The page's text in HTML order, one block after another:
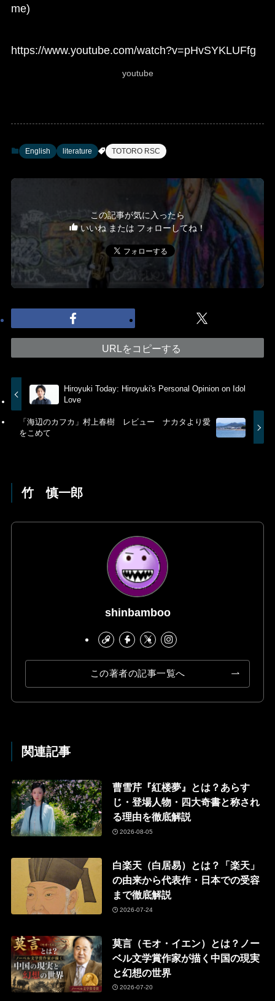
me)
https://www.youtube.com/watch?v=pHvSYKLUFfg
youtube
English literature TOTORO RSC
この記事が気に入ったら
いいね または フォローしてね！
URLをコピーする
Hiroyuki Today: Hiroyuki's Personal Opinion on Idol
Love
「海辺のカフカ」村上春樹 レビュー ナカタより愛
をこめて
竹 慎一郎
shinbamboo
この著者の記事一覧へ
関連記事
曹雪芹『紅楼夢』とは？あらす
じ・登場人物・四大奇書と称され
る理由を徹底解説
2026-08-05
白楽天（白居易）とは？「楽天」
の由来から代表作・日本での受容
まで徹底解説
2026-07-24
莫言（モオ・イエン）とは？ノー
ベル文学賞作家が描く中国の現実
と幻想の世界
2026-07-20